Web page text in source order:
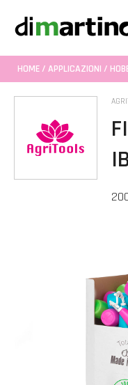
HOME/ APPLICAZIONI /